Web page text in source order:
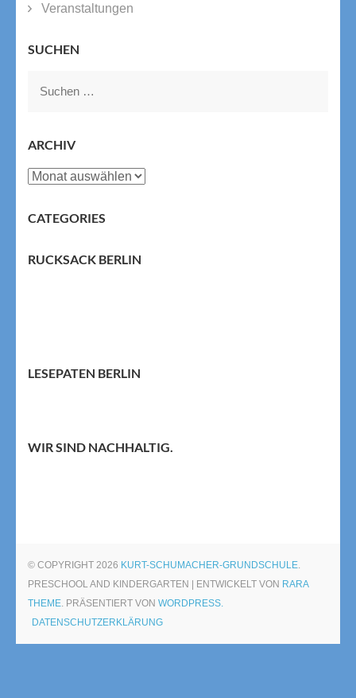
Veranstaltungen
SUCHEN
Suchen
ARCHIV
Archiv
CATEGORIES
RUCKSACK BERLIN
LESEPATEN BERLIN
WIR SIND NACHHALTIG.
© COPYRIGHT 2026 KURT-SCHUMACHER-GRUNDSCHULE.
PRESCHOOL AND KINDERGARTEN | ENTWICKELT VON RARA
THEME. PRÄSENTIERT VON WORDPRESS.
DATENSCHUTZERKLÄRUNG